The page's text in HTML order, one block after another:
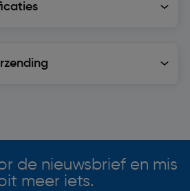
de nieuwsbrief en mis
meer iets.